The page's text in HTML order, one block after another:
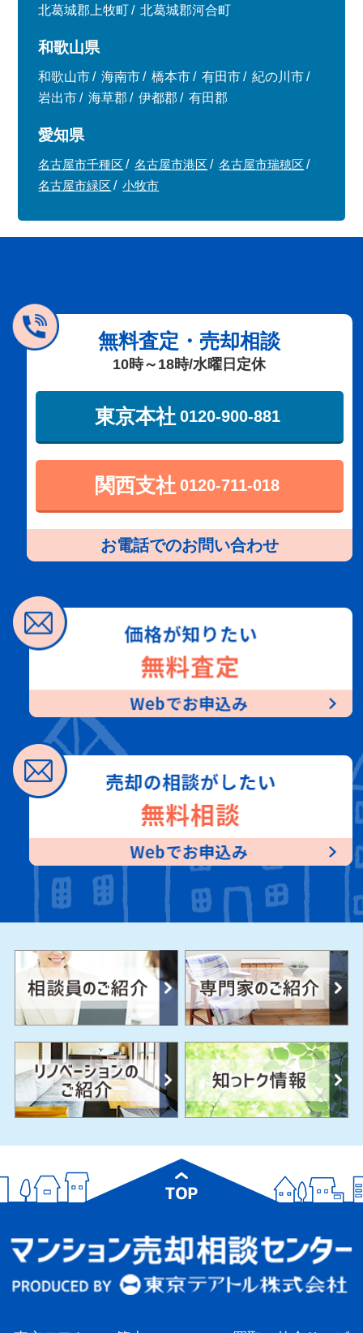
北葛城郡上牧町
北葛城郡河合町
和歌山県
和歌山市 海南市 橋本市 有田市
紀の川市
岩出市
海草郡 伊都郡 有田郡
愛知県
名古屋市千種区 名古屋市港区
名古屋市瑞穂区
名古屋市緑区
小牧市
無料査定・売却相談
10時～18時/水曜日定休
東京本社 0120-900-881
関西支社 0120-711-018
お電話でのお問い合わせ